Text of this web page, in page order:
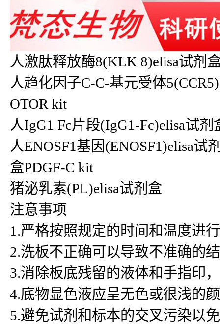
人激肽释放酶8(KLK 8)elisa试剂
人趋化因子C-C-基元受体
OTOR kit
人IgG1 Fc片段(IgG1-Fc)elisa试
人ENOSF1基因(ENOSF1)elisa试
盒PDGF-C kit
猪泌乳素(PL)elisa试剂盒
注意事项
1.严格按照规定的时间和温度进
2.洗板不正确可以导致不准确的
3.消除板底残留的液体和手指印
4.底物显色液应呈无色或很浅的
5.避免试剂和标本的交叉污染以